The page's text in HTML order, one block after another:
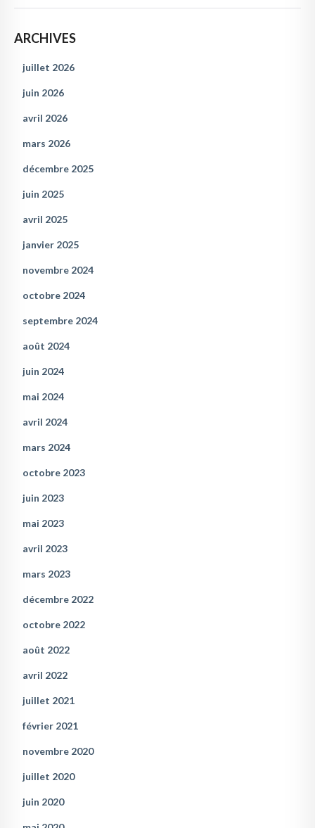
ARCHIVES
juillet 2026
juin 2026
avril 2026
mars 2026
décembre 2025
juin 2025
avril 2025
janvier 2025
novembre 2024
octobre 2024
septembre 2024
août 2024
juin 2024
mai 2024
avril 2024
mars 2024
octobre 2023
juin 2023
mai 2023
avril 2023
mars 2023
décembre 2022
octobre 2022
août 2022
avril 2022
juillet 2021
février 2021
novembre 2020
juillet 2020
juin 2020